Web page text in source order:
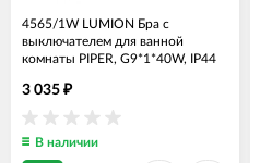
4565/1W LUMION Бра с
выключателем для ванной
комнаты PIPER, G9*1*40W, IP44
3 035 ₽
В наличии